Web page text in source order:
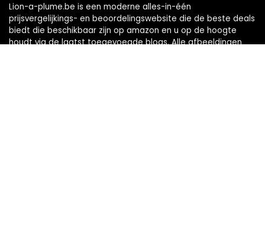
Lion-a-plume.be is een moderne alles-in-één
prijsvergelijkings- en beoordelingswebsite die de beste deals
biedt die beschikbaar zijn op amazon en u op de hoogte
houdt via de laatst toegevoegde blogs. Alle afbeeldingen